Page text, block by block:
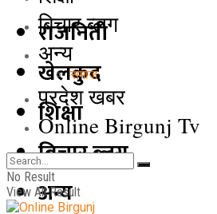
राजनिती
खेलकुद
शिक्षा
बिचार ब्लग
अन्य
बिचार ब्लग
अन्य
समाज
प्रदेश खबर
Online Birgunj Tv
No Result
View All Result